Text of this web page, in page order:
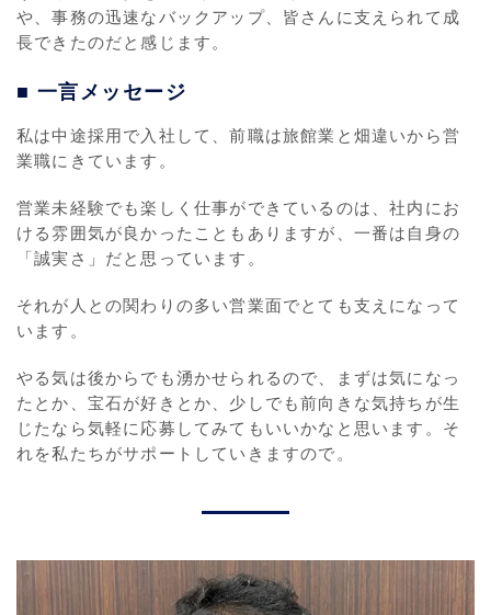
や、事務の迅速なバックアップ、皆さんに支えられて成
長できたのだと感じます。
■ 一言メッセージ
私は中途採用で入社して、前職は旅館業と畑違いから営
業職にきています。
営業未経験でも楽しく仕事ができているのは、社内にお
ける雰囲気が良かったこともありますが、一番は自身の
「誠実さ」だと思っています。
それが人との関わりの多い営業面でとても支えになって
います。
やる気は後からでも湧かせられるので、まずは気になっ
たとか、宝石が好きとか、少しでも前向きな気持ちが生
じたなら気軽に応募してみてもいいかなと思います。そ
れを私たちがサポートしていきますので。